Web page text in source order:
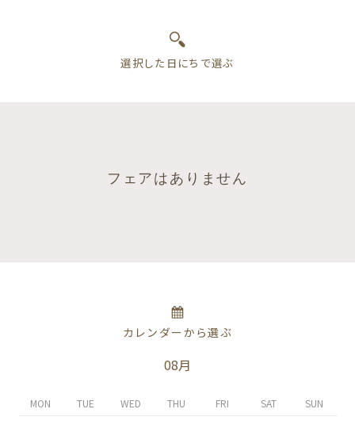
フェアはありません
カレンダーから選ぶ
08月
MON TUE WED THU FRI SAT SUN